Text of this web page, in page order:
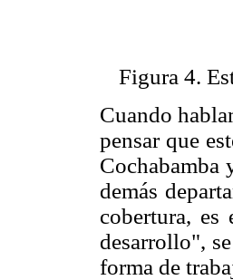
Figura 4.
Cuando
pensar que
Cochabamba
demás
cobertura, es
desarrollo",
forma de